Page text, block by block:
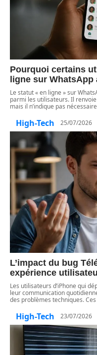
Pourquoi certains
ligne sur WhatsApp
Le statut « en ligne » sur
parmi les utilisateurs. Il
mais il n’indique pas
High-Tech 25/07/2026
L’impact du bug
expérience
Les utilisateurs d’iPhone qui
leur communication
des problèmes techniques.
High-Tech 23/07/2026